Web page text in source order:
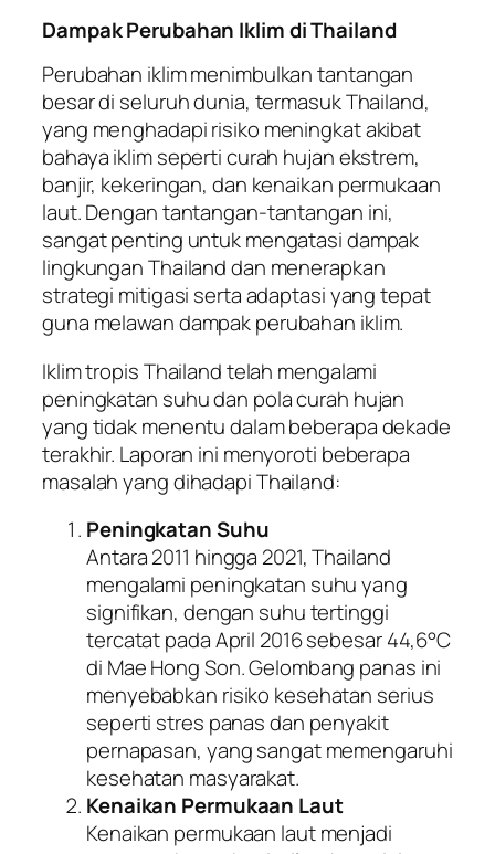
Dampak Perubahan Iklim di Thailand
Perubahan iklim menimbulkan tantangan
besar di seluruh dunia, termasuk Thailand,
yang menghadapi risiko meningkat akibat
bahaya iklim seperti curah hujan ekstrem,
banjir, kekeringan, dan kenaikan permukaan
laut. Dengan tantangan-tantangan ini,
sangat penting untuk mengatasi dampak
lingkungan Thailand dan menerapkan
strategi mitigasi serta adaptasi yang tepat
guna melawan dampak perubahan iklim.
Iklim tropis Thailand telah mengalami
peningkatan suhu dan pola curah hujan
yang tidak menentu dalam beberapa dekade
terakhir. Laporan ini menyoroti beberapa
masalah yang dihadapi Thailand:
Peningkatan Suhu
Antara 2011 hingga 2021, Thailand
mengalami peningkatan suhu yang
signifikan, dengan suhu tertinggi
tercatat pada April 2016 sebesar 44,6°C
di Mae Hong Son. Gelombang panas ini
menyebabkan risiko kesehatan serius
seperti stres panas dan penyakit
pernapasan, yang sangat memengaruhi
kesehatan masyarakat.
Kenaikan Permukaan Laut
Kenaikan permukaan laut menjadi